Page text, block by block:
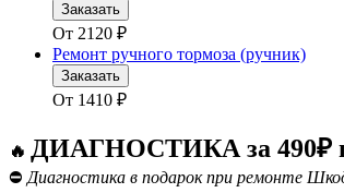
Заказать
От 2120 ₽
Ремонт ручного тормоза (ручник)
Заказать
От 1410 ₽
🔥 ДИАГНОСТИКА за 490₽
⛔ Диагностика в подарок при ремонте